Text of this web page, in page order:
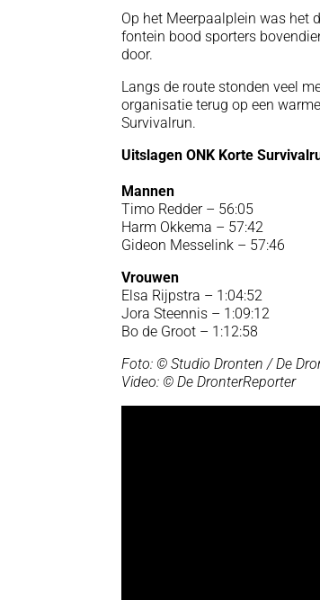
Op het Meerpaalplein was het
fontein bood sporters
door.
Langs de route stonden veel
organisatie terug op een
Survivalrun.
Uitslagen ONK Korte
Mannen
Timo Redder – 56:05
Harm Okkema – 57:42
Gideon Messelink – 57:46
Vrouwen
Elsa Rijpstra – 1:04:52
Jora Steennis – 1:09:12
Bo de Groot – 1:12:58
Foto: © Studio Dronten / De
Video: © De DronterReporter